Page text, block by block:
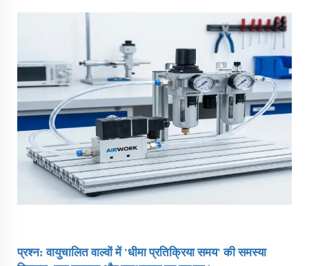
प्रश्न: वायुचालित वाल्वों में 'धीमा प्रतिक्रिया समय' की समस्या